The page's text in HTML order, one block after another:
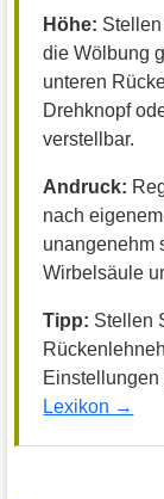
Höhe:
die Wölbung
unteren
Drehknopf
verstellbar.
Andruck:
nach
unangenehm
Wirbelsäule
Tipp: Stellen
Lexikon →